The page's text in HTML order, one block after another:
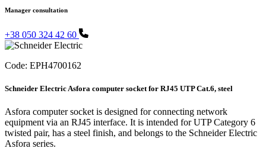
Manager consultation
+38 050 324 42 60
Code: EPH4700162
Schneider Electric Asfora computer socket for RJ45 UTP Cat.6, steel
Asfora computer socket is designed for connecting network
equipment via an RJ45 interface. It is intended for UTP Category 6
twisted pair, has a steel finish, and belongs to the Schneider Electric
Asfora series.